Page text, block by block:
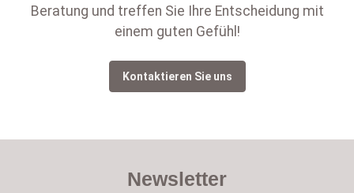
Beratung und treffen Sie Ihre Entscheidung mit
einem guten Gefühl!
Kontaktieren Sie uns
Newsletter